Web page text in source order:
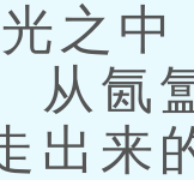
之中
从氤
出来